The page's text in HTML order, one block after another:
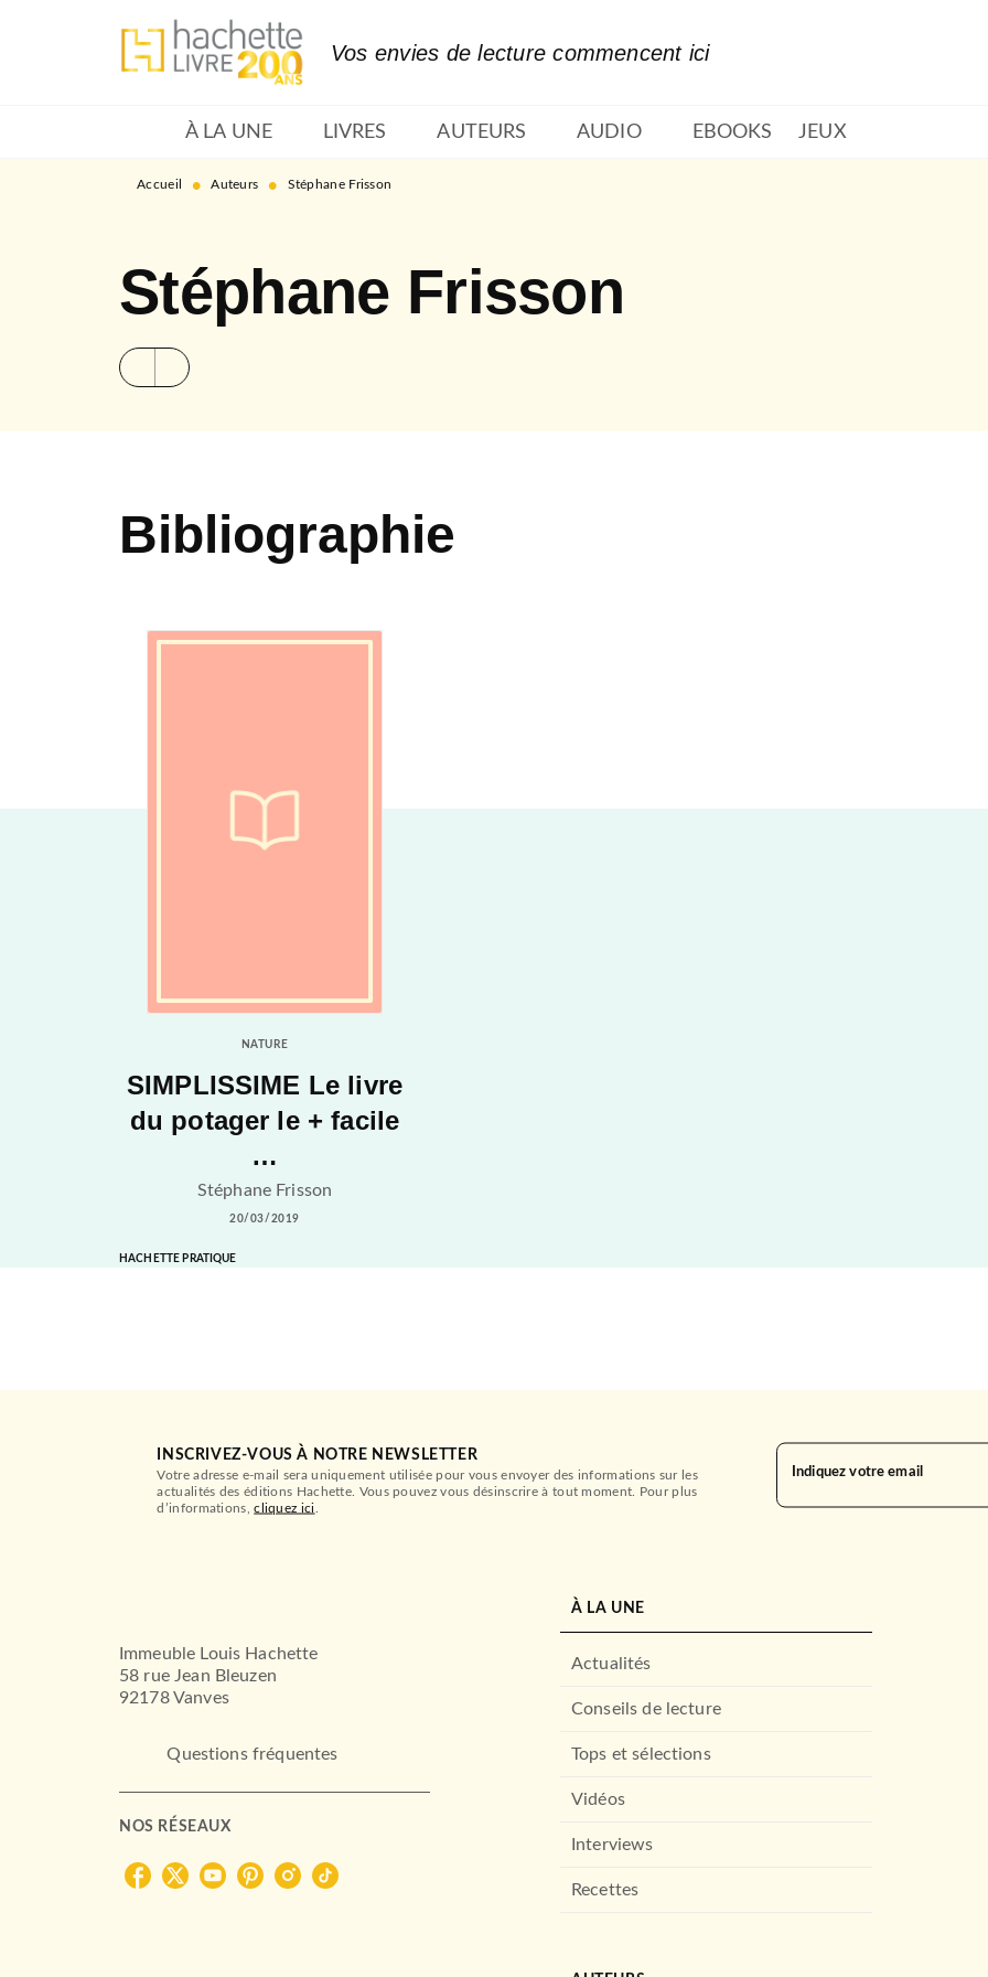
MENU RECHERCHE
Vos envies de lecture commencent ici
À LA UNE LIVRES AUTEURS AUDIO EBOOKS JEUX
Accueil • Auteurs • Stéphane Frisson
Stéphane Frisson
Bibliographie
NATURE
SIMPLISSIME Le livre
du potager le + facile
…
Stéphane Frisson
20/03/2019
HACHETTE PRATIQUE
INSCRIVEZ-VOUS À NOTRE NEWSLETTER
Votre adresse e-mail sera uniquement utilisée pour vous envoyer des informations sur les
actualités des éditions Hachette. Vous pouvez vous désinscrire à tout moment. Pour plus
d’informations,cliquez ici
Indiquez votre email
Immeuble Louis Hachette
58 rue Jean Bleuzen
92178 Vanves
Questions fréquentes
NOS RÉSEAUX
À LA UNE
Actualités
Conseils de lecture
Tops et sélections
Vidéos
Interviews
Recettes